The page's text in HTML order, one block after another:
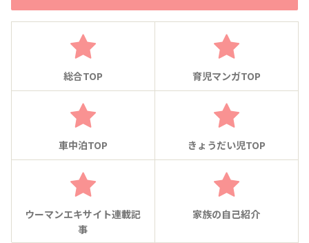
総合TOP 育児マンガTOP
車中泊TOP きょうだい児TOP
ウーマンエキサイト連載記
事
家族の自己紹介